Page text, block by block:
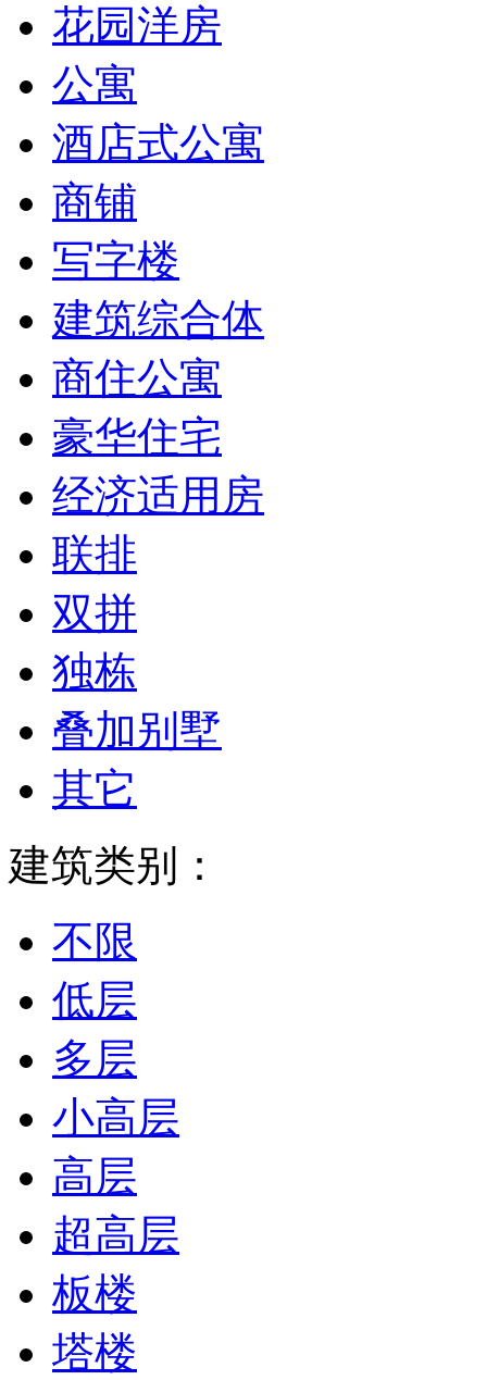
花园洋房
公寓
酒店式公寓
商铺
写字楼
建筑综合体
商住公寓
豪华住宅
经济适用房
联排
双拼
独栋
叠加别墅
其它
建筑类别：
不限
低层
多层
小高层
高层
超高层
板楼
塔楼